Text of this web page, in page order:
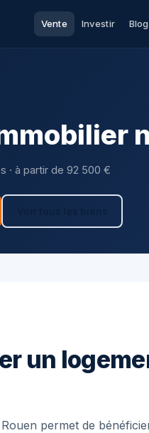
Vente Investir Blog
· à partir de 92 500 €
un
permet de